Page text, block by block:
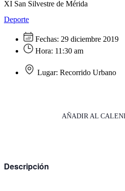
XI San Silvestre de Mérida
Deporte
Fechas: 29 diciembre 2019
Hora: 11:30 am
Lugar: Recorrido Urbano
AÑADIR AL
Descripción